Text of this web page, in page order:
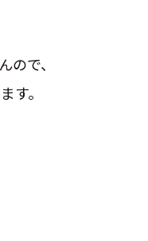
で、
す。